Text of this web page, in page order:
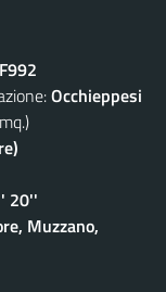
F992
Occhieppesi
20''
Muzzano,